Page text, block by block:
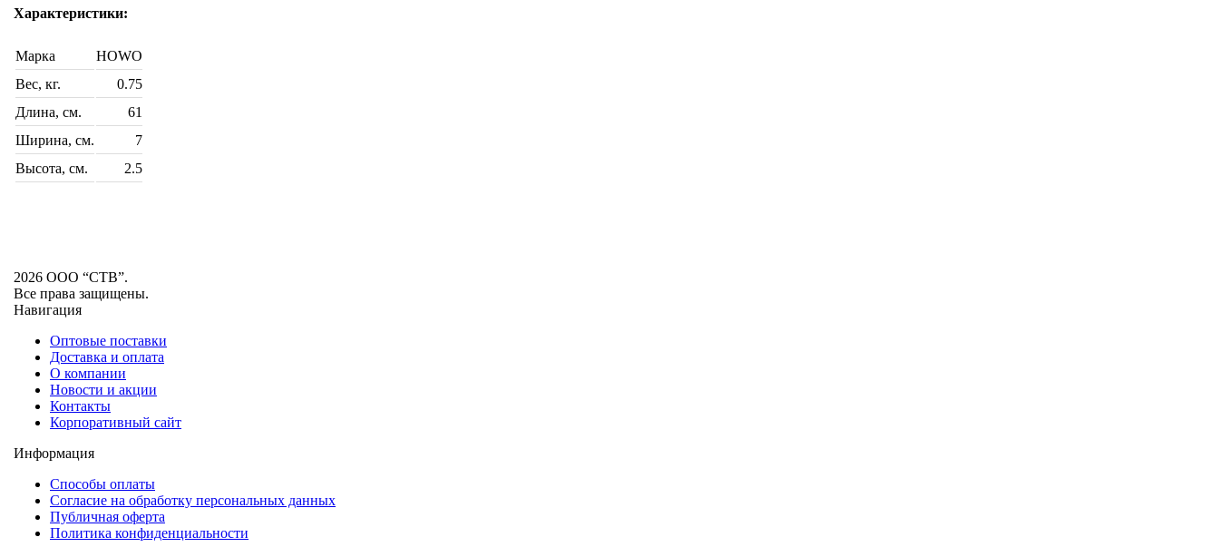
Характеристики:
Марка
HOWO
Вес, кг.
0.75
Длина, см.
61
Ширина, см.
7
Высота, см.
2.5
2026 ООО “СТВ”.
Все права защищены.
Навигация
Оптовые поставки
Доставка и оплата
О компании
Новости и акции
Контакты
Корпоративный сайт
Информация
Способы оплаты
Согласие на обработку персональных данных
Публичная оферта
Политика конфиденциальности